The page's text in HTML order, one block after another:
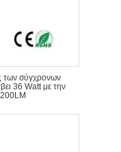
των σύγχρονων
36 Watt με την